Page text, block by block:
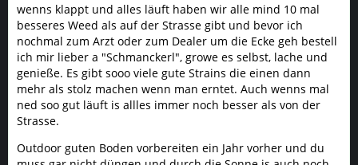
wenns klappt und alles läuft haben wir alle mind 10 mal
besseres Weed als auf der Strasse gibt und bevor ich
nochmal zum Arzt oder zum Dealer um die Ecke geh bestell
ich mir lieber a "Schmanckerl", growe es selbst, lache und
genieße. Es gibt sooo viele gute Strains die einen dann
mehr als stolz machen wenn man erntet. Auch wenns mal
ned soo gut läuft is allles immer noch besser als von der
Strasse.
Outdoor guten Boden vorbereiten ein Jahr vorher und du